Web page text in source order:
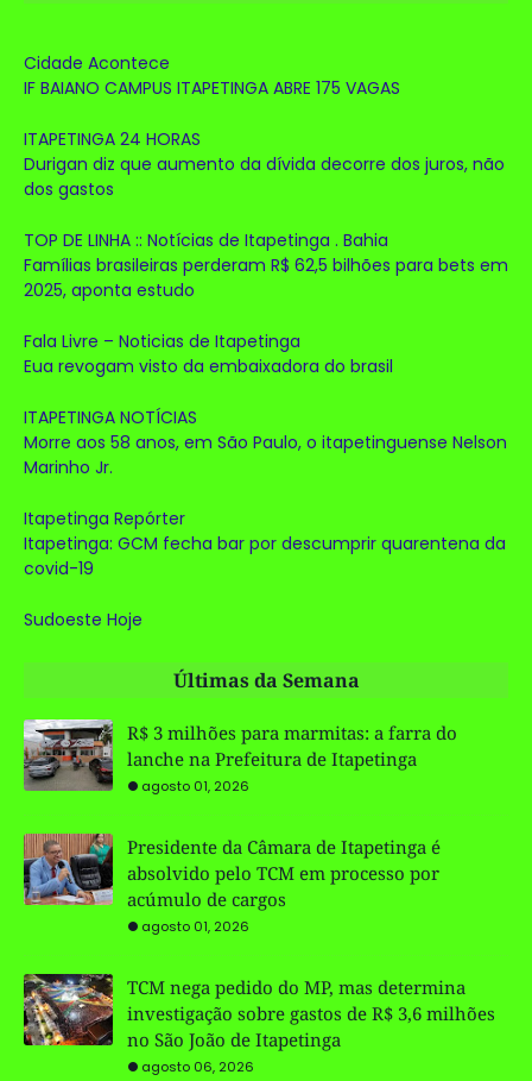
Cidade Acontece
IF BAIANO CAMPUS ITAPETINGA ABRE 175 VAGAS
ITAPETINGA 24 HORAS
Durigan diz que aumento da dívida decorre dos juros, não
dos gastos
TOP DE LINHA :: Notícias de Itapetinga . Bahia
Famílias brasileiras perderam R$ 62,5 bilhões para bets em
2025, aponta estudo
Fala Livre – Noticias de Itapetinga
Eua revogam visto da embaixadora do brasil
ITAPETINGA NOTÍCIAS
Morre aos 58 anos, em São Paulo, o itapetinguense Nelson
Marinho Jr.
Itapetinga Repórter
Itapetinga: GCM fecha bar por descumprir quarentena da
covid-19
Sudoeste Hoje
Últimas da Semana
R$ 3 milhões para marmitas: a farra do
lanche na Prefeitura de Itapetinga
agosto 01, 2026
Presidente da Câmara de Itapetinga é
absolvido pelo TCM em processo por
acúmulo de cargos
agosto 01, 2026
TCM nega pedido do MP, mas determina
investigação sobre gastos de R$ 3,6 milhões
no São João de Itapetinga
agosto 06, 2026